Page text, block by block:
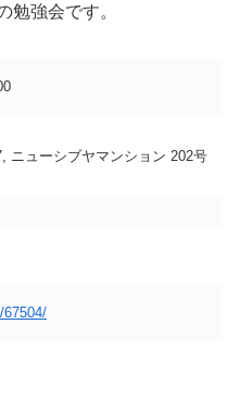
勉強会です。
ニューシブヤマンション 202号